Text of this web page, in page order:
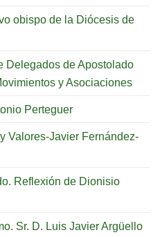
obispo de la Diócesis de
Delegados de Apostolado
y Asociaciones
Perteguer
Valores-Javier Fernández-
Reflexión de Dionisio
Sr. D. Luis Javier Argüello